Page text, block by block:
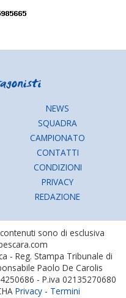
NEWS
SQUADRA
CAMPIONATO
CONTATTI
CONDIZIONI
PRIVACY
REDAZIONE
sono di esclusiva
- Reg. Stampa Tribunale di
Paolo De Carolis
- P.iva 02135270680
Privacy- Termini